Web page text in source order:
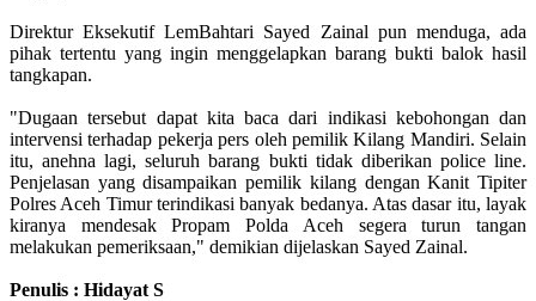
Direktur Eksekutif LemBahtari Sayed Zainal pun menduga, ada
pihak tertentu yang ingin menggelapkan barang bukti balok hasil
tangkapan.
"Dugaan tersebut dapat kita baca dari indikasi kebohongan dan
intervensi terhadap pekerja pers oleh pemilik Kilang Mandiri. Selain
itu, anehna lagi, seluruh barang bukti tidak diberikan police line.
Penjelasan yang disampaikan pemilik kilang dengan Kanit Tipiter
Polres Aceh Timur terindikasi banyak bedanya. Atas dasar itu, layak
kiranya mendesak Propam Polda Aceh segera turun tangan
melakukan pemeriksaan," demikian dijelaskan Sayed Zainal.
Penulis : Hidayat S